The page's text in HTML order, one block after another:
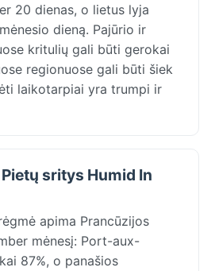
20 dienas, o lietus lyja
dieną. Pajūrio ir
kritulių gali būti gerokai
regionuose gali būti šiek
laikotarpiai yra trumpi ir
sritys Humid In
apima Prancūzijos
mėnesį: Port-aux-
87%, o panašios